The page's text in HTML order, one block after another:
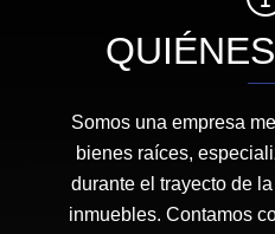
Somos una empresa
bienes raíces,
durante el trayecto de
inmuebles. Contamos